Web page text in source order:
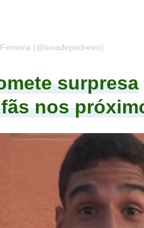
(@luvadepedreiro)
surpresa
nos